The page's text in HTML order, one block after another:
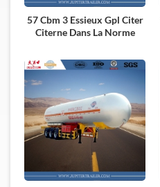
57 Cbm 3 Essieux Gpl Citer
Citerne Dans La Norme